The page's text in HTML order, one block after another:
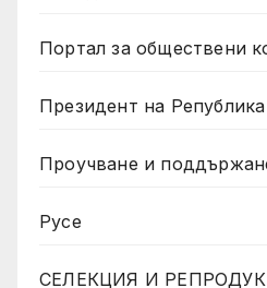
Портал за обществени
Президент на
Проучване и
Русе
СЕЛЕКЦИЯ И